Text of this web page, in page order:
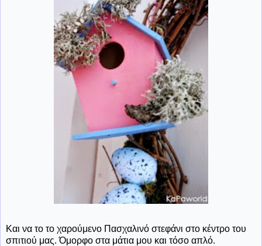
Και να το το χαρούμενο Πασχαλινό στεφάνι στο κέντρο του
σπιτιού μας. Όμορφο στα μάτια μου και τόσο απλό.